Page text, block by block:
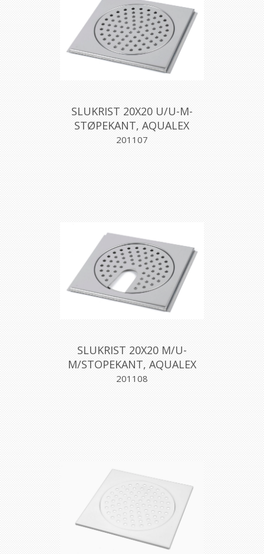
SLUKRIST 20X20 U/U-M-
STØPEKANT, AQUALEX
201107
SLUKRIST 20X20 M/U-
M/STOPEKANT, AQUALEX
201108